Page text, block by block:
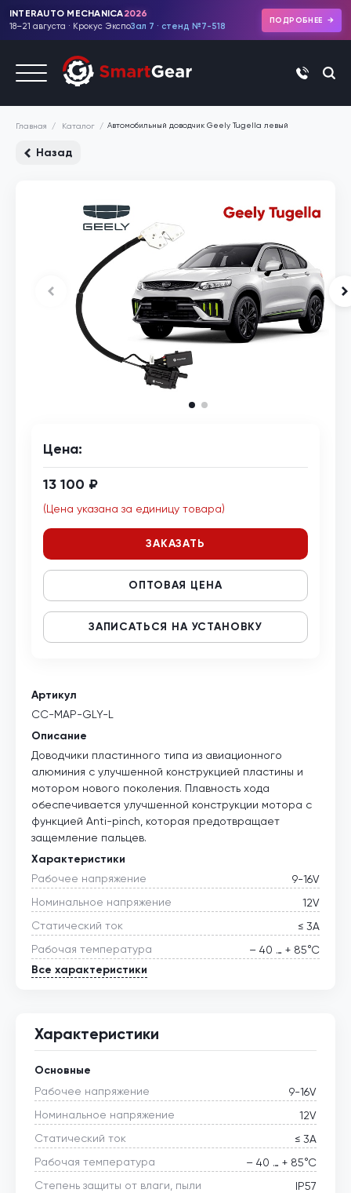
INTERAUTO MECHANICA2026
18–21 августа · Крокус ЭкспоЗал 7 · стенд №7-518
ПОДРОБНЕЕ
+7 (495)
Главная Каталог Автомобильный доводчик Geely Tugella левый
Назад
Артикул
CC-MAP-GLY-L
Описание
Доводчики пластинного типа из авиационного
алюминия с улучшенной конструкцией пластины и
мотором нового поколения. Плавность хода
обеспечивается улучшенной конструкции мотора с
функцией Anti-pinch, которая предотвращает
защемление пальцев.
Характеристики
Рабочее напряжение
9-16V
Номинальное напряжение
12V
Статический ток
≤ 3А
Рабочая температура
– 40 … + 85°С
Все характеристики
Цена:
13 100 ₽
(Цена указана за единицу товара)
ЗАКАЗАТЬ
ОПТОВАЯ ЦЕНА
ЗАПИСАТЬСЯ НА УСТАНОВКУ
Характеристики
Основные
Рабочее напряжение
9-16V
Номинальное напряжение
12V
Статический ток
≤ 3А
Рабочая температура
– 40 … + 85°С
Степень защиты от влаги, пыли
IP57